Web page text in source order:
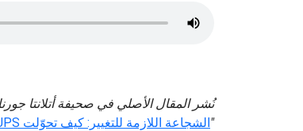
"الشجاعة اللازمة للتغيير: كيف تحوّلت UPS لتقود مستقبل التجارة العالمية